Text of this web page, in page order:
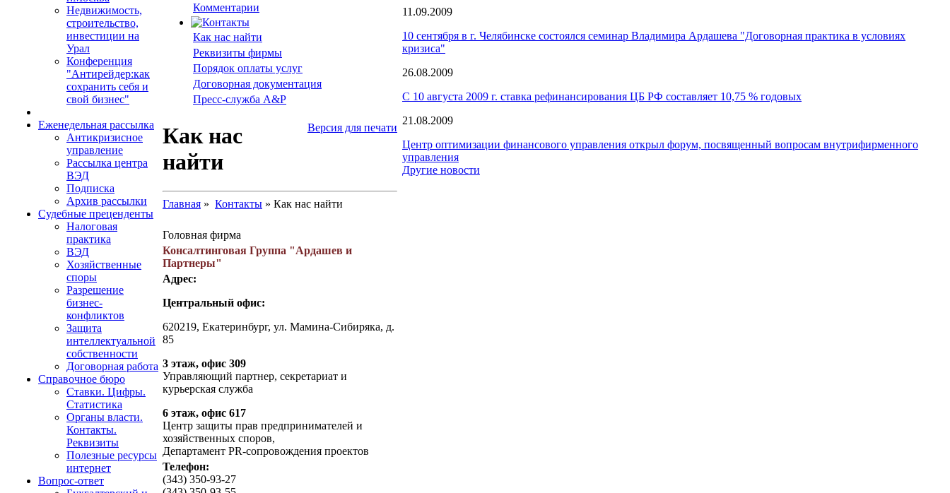
Недвижимость,
строительство,
инвестиции на
Урал
Конференция
"Антирейдер:как
сохранить себя и
свой бизнес"
Еженедельная рассылка
Антикризисное
управление
Рассылка центра
ВЭД
Подписка
Архив рассылки
Судебные преценденты
Налоговая
практика
ВЭД
Хозяйственные
споры
Разрешение
бизнес-
конфликтов
Защита
интеллектуальной
собственности
Договорная работа
Справочное бюро
Ставки. Цифры.
Статистика
Органы власти.
Контакты.
Реквизиты
Полезные ресурсы
интернет
Вопрос-ответ
Комментарии
Как нас найти
Реквизиты фирмы
Порядок оплаты услуг
Договорная документация
Пресс-служба A&P
Версия для печати
Как нас
найти
Главная » Контакты » Как нас найти
Головная фирма
Консалтинговая Группа "Ардашев и
Партнеры"
Адрес:
Центральный офис:
620219, Екатеринбург, ул. Мамина-Сибиряка, д.
85
3 этаж, офис 309
Управляющий партнер, секретариат и
курьерская служба
6 этаж, офис 617
Центр защиты прав предпринимателей и
хозяйственных споров,
Департамент PR-сопровождения проектов
Телефон:
(343) 350-93-27
11.09.2009
10 сентября в г. Челябинске состоялся семинар Владимира Ардашева "Договорная практика в условиях
кризиса"
26.08.2009
С 10 августа 2009 г. ставка рефинансирования ЦБ РФ составляет 10,75 % годовых
21.08.2009
Центр оптимизации финансового управления открыл форум, посвященный вопросам внутрифирменного
управления
Другие новости